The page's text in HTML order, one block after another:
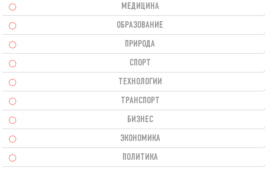
МЕДИЦИНА
ОБРАЗОВАНИЕ
ПРИРОДА
СПОРТ
ТЕХНОЛОГИИ
ТРАНСПОРТ
БИЗНЕС
ЭКОНОМИКА
ПОЛИТИКА